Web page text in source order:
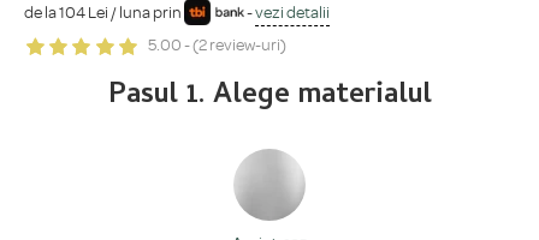
de la 104 Lei / luna prin -vezi detalii
5.00 - (2 review-uri)
Pasul 1. Alege materialul